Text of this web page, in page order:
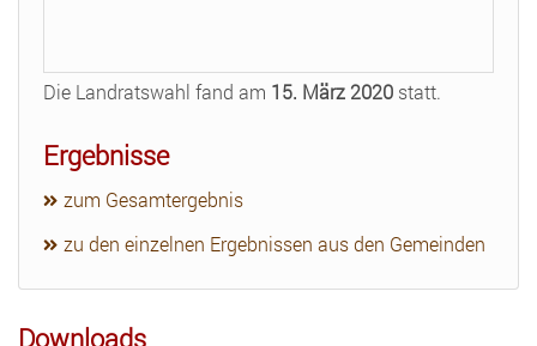
Die Landratswahl fand am 15. März 2020 statt.
Ergebnisse
zum Gesamtergebnis
zu den einzelnen Ergebnissen aus den Gemeinden
Downloads